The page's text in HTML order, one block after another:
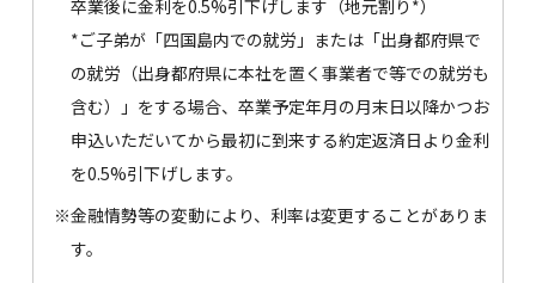
卒業後に金利を0.5%引下げします（地元割り*）
*ご子弟が「四国島内での就労」または「出身都府県で
の就労（出身都府県に本社を置く事業者で等での就労も
含む）」をする場合、卒業予定年月の月末日以降かつお
申込いただいてから最初に到来する約定返済日より金利
を0.5%引下げします。
※金融情勢等の変動により、利率は変更することがありま
す。